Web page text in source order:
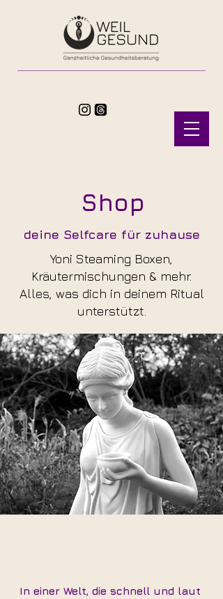
Shop
deine Selfcare für zuhause
Yoni Steaming Boxen,
Kräutermischungen & mehr.
Alles, was dich in deinem Ritual
unterstützt.
In einer Welt, die schnell und laut